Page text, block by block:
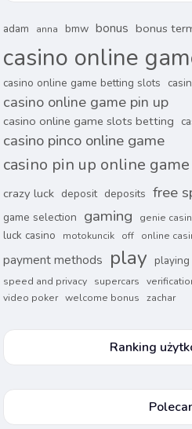
adam anna bmw bonus bonus
casino online
casino online game betting slots
casino online game pin up
casino online game slots betting
casino pinco online game
casino pin up online game
crazy luck deposit deposits free
game selection gaming genie
luck casino
motokuncik off online
payment methods play playing
speed and privacy
supercars
video poker welcome bonus zachar
Ranking